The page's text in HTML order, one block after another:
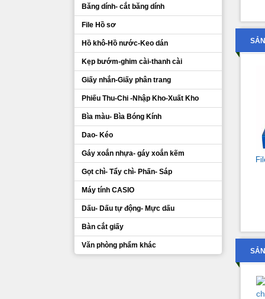
Băng dính- cắt băng dính
File Hồ sơ
Hồ khô-Hồ nước-Keo dán
Kẹp bướm-ghim cài-thanh cài
Giấy nhắn-Giấy phân trang
Phiếu Thu-Chi -Nhập Kho-Xuất Kho
Bìa màu- Bìa Bóng Kính
Dao- Kéo
Gáy xoắn nhựa- gáy xoắn kẽm
Gọt chì- Tẩy chì- Phấn- Sáp
Máy tính CASIO
Dấu- Dấu tự động- Mực dấu
Bàn cắt giấy
Văn phòng phẩm khác